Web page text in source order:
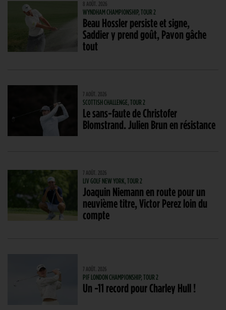
8 AOÛT. 2026
WYNDHAM CHAMPIONSHIP, TOUR 2
Beau Hossler persiste et signe,
Saddier y prend goût, Pavon gâche
tout
7 AOÛT. 2026
SCOTTISH CHALLENGE, TOUR 2
Le sans-faute de Christofer
Blomstrand. Julien Brun en résistance
7 AOÛT. 2026
LIV GOLF NEW YORK, TOUR 2
Joaquin Niemann en route pour un
neuvième titre, Victor Perez loin du
compte
7 AOÛT. 2026
PIF LONDON CHAMPIONSHIP, TOUR 2
Un -11 record pour Charley Hull !